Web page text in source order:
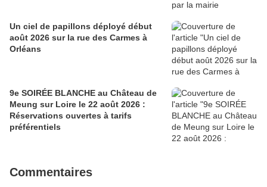
Un ciel de papillons déployé début
août 2026 sur la rue des Carmes à
Orléans
9e SOIRÉE BLANCHE au Château de
Meung sur Loire le 22 août 2026 :
Réservations ouvertes à tarifs
préférentiels
Commentaires